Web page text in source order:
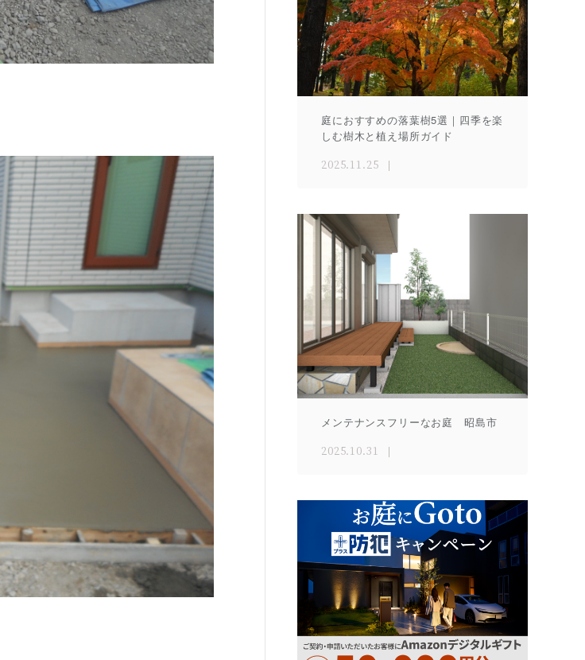
庭におすすめの落葉樹5選｜四季を楽
しむ樹木と植え場所ガイド
2025.11.25
メンテナンスフリーなお庭 昭島市
2025.10.31